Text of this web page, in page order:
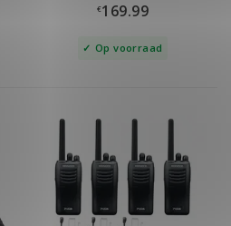
€169.99
Op voorraad